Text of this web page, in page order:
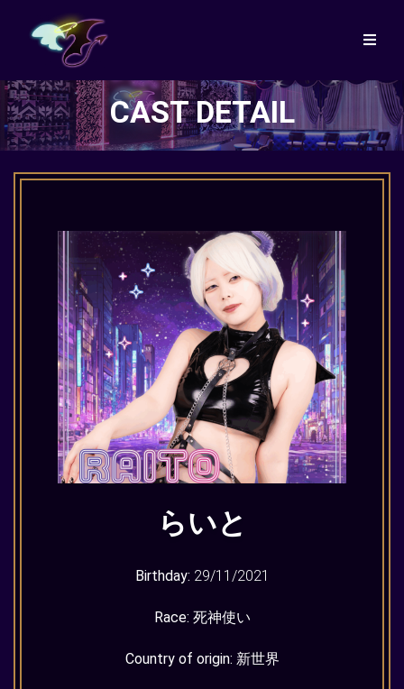
CAST DETAIL
らいと
Birthday: 29/11/2021
Race: 死神使い
Country of origin: 新世界